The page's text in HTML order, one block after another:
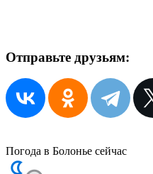
Отправьте друзьям:
Погода в Болонье сейчас